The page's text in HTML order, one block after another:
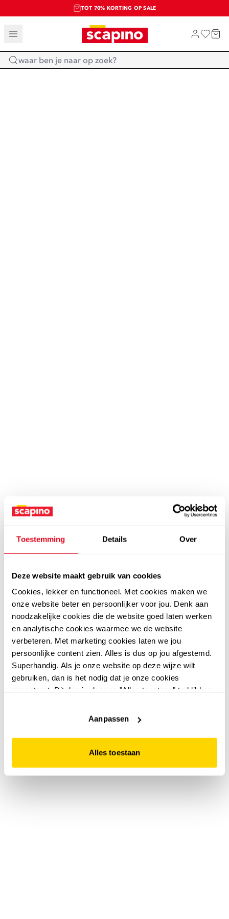
Toestemming Details Over
Deze website maakt gebruik van cookies
Cookies, lekker en functioneel. Met cookies maken we
onze website beter en persoonlijker voor jou. Denk aan
noodzakelijke cookies die de website goed laten werken
en analytische cookies waarmee we de website
verbeteren. Met marketing cookies laten we jou
persoonlijke content zien. Alles is dus op jou afgestemd.
Superhandig. Als je onze website op deze wijze wilt
gebruiken, dan is het nodig dat je onze cookies
accepteert. Dit doe je door op "Alles toestaan" te klikken.
website niet optimaal functioneert.
Aanpassen
Alles toestaan
TOT 70% KORTING OP SALE
SALE: LAATSTE KANS!
SHOP NIEUW
Home